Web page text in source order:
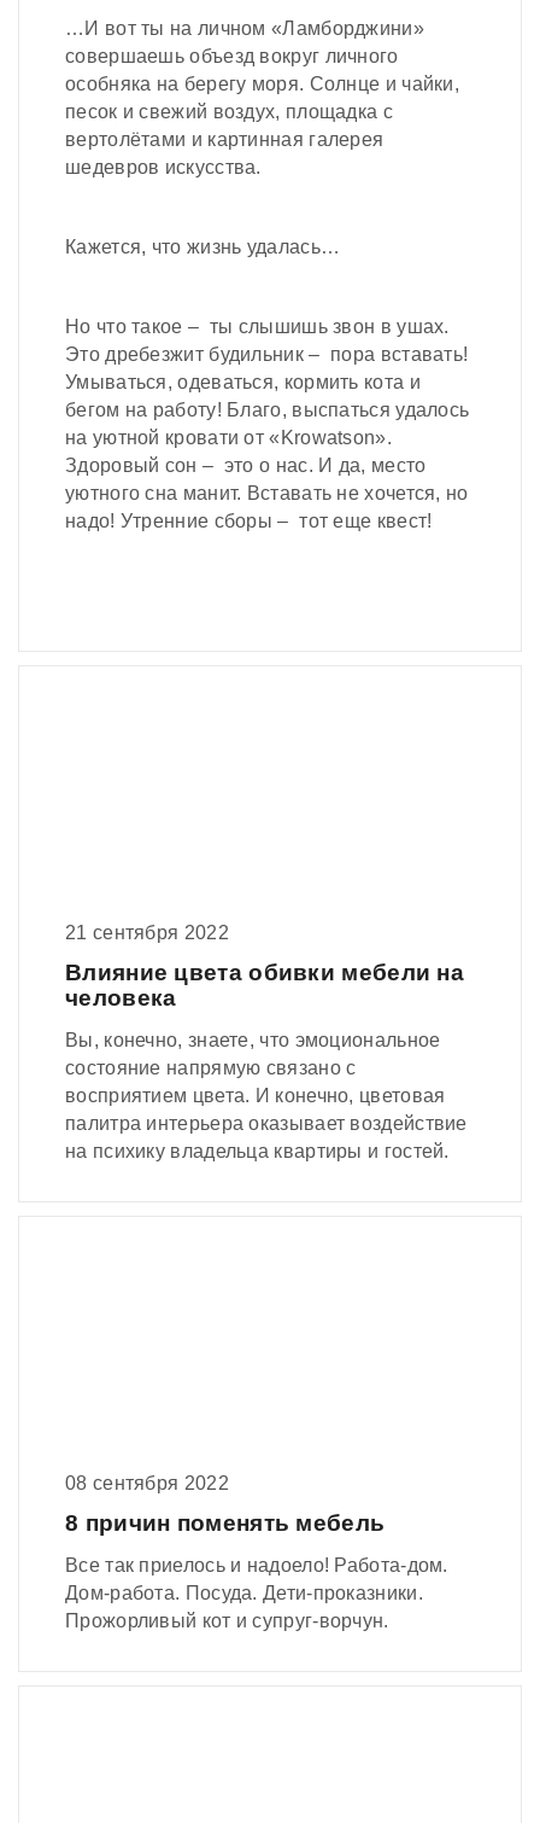
…И вот ты на личном «Ламборджини»
совершаешь объезд вокруг личного
особняка на берегу моря. Солнце и чайки,
песок и свежий воздух, площадка с
вертолётами и картинная галерея
шедевров искусства.
Кажется, что жизнь удалась…
Но что такое – ты слышишь звон в ушах.
Это дребезжит будильник – пора вставать!
Умываться, одеваться, кормить кота и
бегом на работу! Благо, выспаться удалось
на уютной кровати от «Krowatson».
Здоровый сон – это о нас. И да, место
уютного сна манит. Вставать не хочется, но
надо! Утренние сборы – тот еще квест!
21 сентября 2022
Влияние цвета обивки мебели на
человека
Вы, конечно, знаете, что эмоциональное
состояние напрямую связано с
восприятием цвета. И конечно, цветовая
палитра интерьера оказывает воздействие
на психику владельца квартиры и гостей.
08 сентября 2022
8 причин поменять мебель
Все так приелось и надоело! Работа-дом.
Дом-работа. Посуда. Дети-проказники.
Прожорливый кот и супруг-ворчун.